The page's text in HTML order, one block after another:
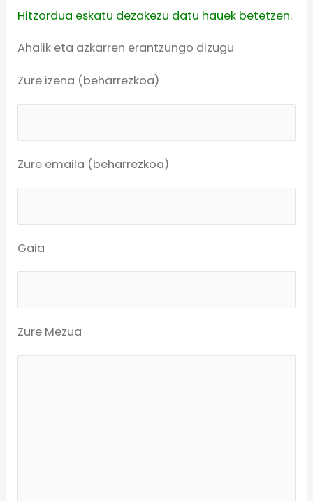
Hitzordua eskatu dezakezu datu hauek betetzen.
Ahalik eta azkarren erantzungo dizugu
Zure izena (beharrezkoa)
Zure emaila (beharrezkoa)
Gaia
Zure Mezua